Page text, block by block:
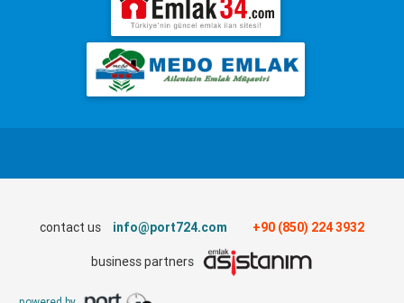
contact us info@port724.com +90 (850) 224 3932
business partners